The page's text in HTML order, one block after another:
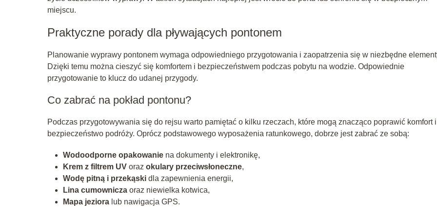
miejscu.
Praktyczne porady dla pływających pontonem
Planowanie wyprawy pontonem wymaga odpowiedniego przygotowania i zaopatrzenia się w niezbędne
Dzięki temu można cieszyć się komfortem i bezpieczeństwem podczas pobytu na wodzie. Odpowiednie
przygotowanie to klucz do udanej przygody.
Co zabrać na pokład pontonu?
Podczas przygotowywania się do rejsu warto pamiętać o kilku rzeczach, które mogą znacząco poprawić komfort i
bezpieczeństwo podróży. Oprócz podstawowego wyposażenia ratunkowego, dobrze jest zabrać ze sobą:
Wodoodporne opakowanie na dokumenty i elektronikę,
Krem z filtrem UV oraz okulary przeciwsłoneczne,
Wodę pitną i przekąski dla zapewnienia energii,
Lina cumownicza oraz niewielka kotwica,
Mapa jeziora lub nawigacja GPS.